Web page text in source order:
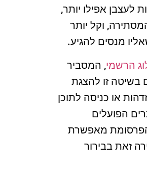
לעצבן אפילו יותר,
וקל יותר
מנסים להגיע.
הרשמי, המסביר
בשיטה זו להצגת
או כניסה לתוכן
הפועלים
מאפשרת
זאת בבירור